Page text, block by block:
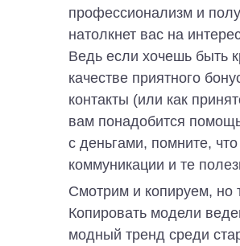
профессионализм и
натолкнет вас на
Ведь если хочешь быть
качестве приятного
контакты (или как
вам понадобится
с деньгами, помните,
коммуникации и те
Смотрим и копируем, но
Копировать модели
модный тренд среди